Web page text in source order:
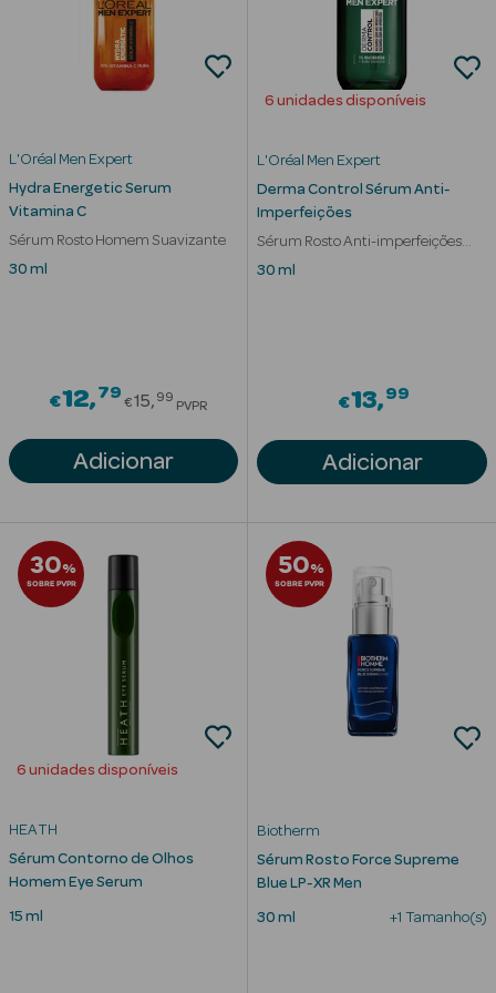
Ver Tudo
Solares
Lábios
Solares Bebé e
Criança
Rosto e
Ver Tudo
Cosmética
Rosto
Séruns Faciais
L'Oréal Men Expert
Hydra Energetic Serum
Vitamina C
Sérum Rosto Homem Suavizante
30 ml
€12 79Price reduced from
€15 99
PVPR
Adicionar
6 unidades disponíveis
L'Oréal Men Expert
Derma Control Sérum Anti-
Imperfeições
Sérum Rosto Anti-imperfeições
Homem
30 ml
€13 99
Adicionar
30%
SOBRE PVPR
6 unidades disponíveis
HEATH
Sérum Contorno de Olhos
Homem Eye Serum
15 ml
50%
SOBRE PVPR
Biotherm
Sérum Rosto Force Supreme
Blue LP-XR Men
30 ml +1 Tamanho(s)